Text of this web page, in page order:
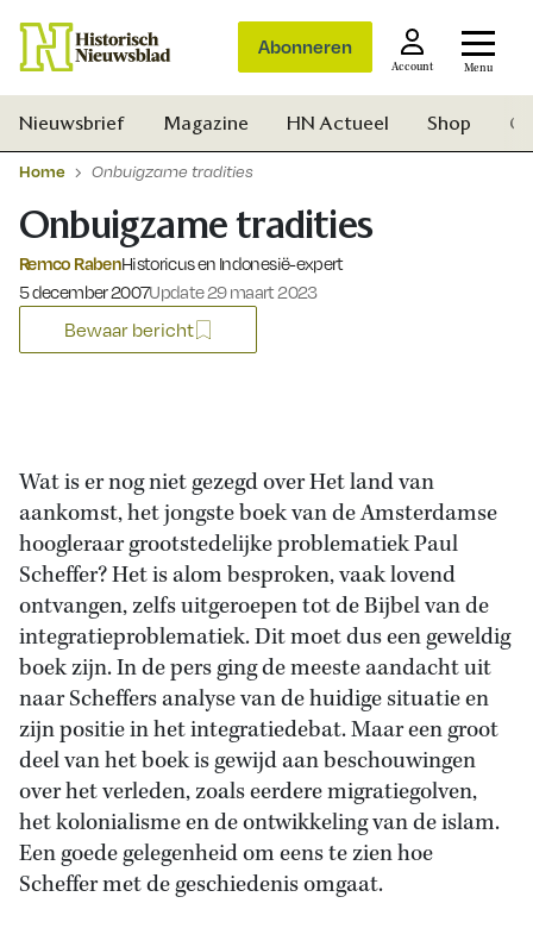
Abonneren
Account Menu
Zoek
Nieuwsbrief Magazine HN Actueel Shop
Home Onbuigzame tradities
Onbuigzame tradities
Remco RabenHistoricus en Indonesië-expert
Gepubliceerd op:
5 december 2007Update 29 maart 2023
Bewaar bericht
Wat is er nog niet gezegd over Het land van
aankomst, het jongste boek van de Amsterdamse
hoogleraar grootstedelijke problematiek Paul
Scheffer? Het is alom besproken, vaak lovend
ontvangen, zelfs uitgeroepen tot de Bijbel van de
integratieproblematiek. Dit moet dus een geweldig
boek zijn. In de pers ging de meeste aandacht uit
naar Scheffers analyse van de huidige situatie en
zijn positie in het integratiedebat. Maar een groot
deel van het boek is gewijd aan beschouwingen
over het verleden, zoals eerdere migratiegolven,
het kolonialisme en de ontwikkeling van de islam.
Een goede gelegenheid om eens te zien hoe
Scheffer met de geschiedenis omgaat.